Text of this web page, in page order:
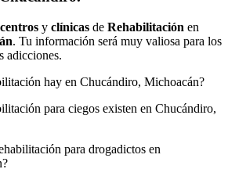
centros y clínicas de Rehabilitación en
. Tu información será muy valiosa para los
adicciones.
hay en Chucándiro, Michoacán?
para ciegos existen en Chucándiro,
para drogadictos en